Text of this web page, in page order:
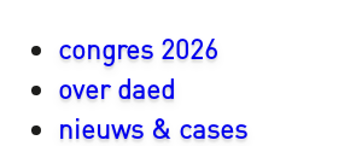
congres 2026
over daed
nieuws & cases